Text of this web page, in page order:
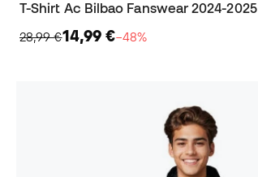
T-Shirt Ac Bilbao Fanswear 2024-2025
28,99 €14,99 €−48%